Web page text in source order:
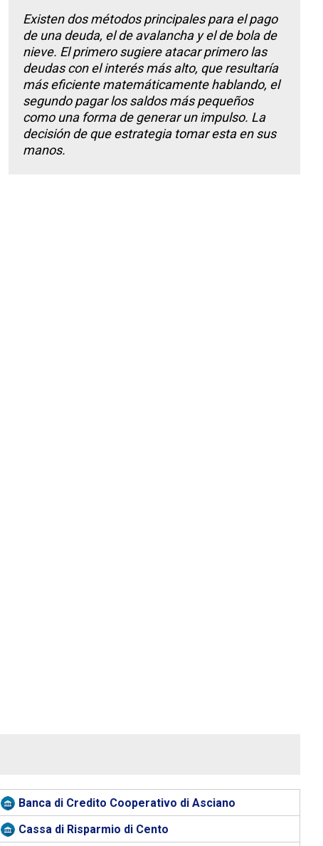
Existen dos métodos principales para el pago
de una deuda, el de avalancha y el de bola de
nieve. El primero sugiere atacar primero las
deudas con el interés más alto, que resultaría
más eficiente matemáticamente hablando, el
segundo pagar los saldos más pequeños
como una forma de generar un impulso. La
decisión de que estrategia tomar esta en sus
manos.
Banca di Credito Cooperativo di Asciano
Cassa di Risparmio di Cento